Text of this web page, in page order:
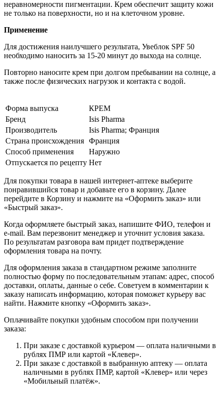
неравномерности пигментации. Крем обеспечит защиту кожи
не только на поверхности, но и на клеточном уровне.
Применение
Для достижения наилучшего результата, Увеблок SPF 50
необходимо наносить за 15-20 минут до выхода на солнце.
Повторно наносите крем при долгом пребывании на солнце, а
также после физических нагрузок и контакта с водой.
Форма выпуска
КРЕМ
Бренд
Isis Pharma
Производитель
Isis Pharma; Франция
Страна происхождения Франция
Способ применения
Наружно
Отпускается по рецепту Нет
Для покупки товара в нашей интернет-аптеке выберите
понравившийся товар и добавьте его в корзину. Далее
перейдите в Корзину и нажмите на «Оформить заказ» или
«Быстрый заказ».
Когда оформляете быстрый заказ, напишите ФИО, телефон и
e-mail. Вам перезвонит менеджер и уточнит условия заказа.
По результатам разговора вам придет подтверждение
оформления товара на почту.
Для оформления заказа в стандартном режиме заполните
полностью форму по последовательным этапам: адрес, способ
доставки, оплаты, данные о себе. Советуем в комментарии к
заказу написать информацию, которая поможет курьеру вас
найти. Нажмите кнопку «Оформить заказ».
Оплачивайте покупки удобным способом при получении
заказа:
При заказе с доставкой курьером — оплата наличными в
рублях ПМР или картой «Клевер».
При заказе с доставкой в выбранную аптеку — оплата
наличными в рублях ПМР, картой «Клевер» или через
«Мобильный платёж».